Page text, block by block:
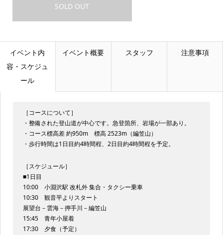
SOLD OUT
イベント内
容・スケジュ
ール
イベント概要 スタッフ 注意事項
［コースについて］
・整備された登山道が中心です。急登箇所、岩場が一部あり。
・コース標高差 約950m 標高 2523m（編笠山）
・歩行時間は1日目約4時間程、2日目約4時間程を予定。
［スケジュール］
■1日目
10:00 小淵沢駅 改札外 集合・タクシー乗車
10:30 観音平よりスタート
展望台－雲海－押手川－編笠山
15:45 青年小屋着
17:30 夕食（予定）